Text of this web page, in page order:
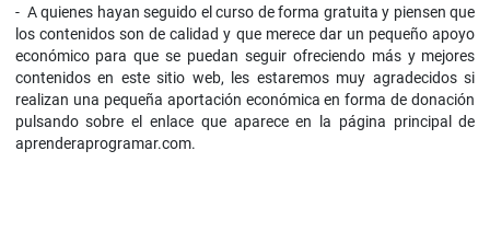
- A quienes hayan seguido el curso de forma gratuita y piensen que
los contenidos son de calidad y que merece dar un pequeño apoyo
económico para que se puedan seguir ofreciendo más y mejores
contenidos en este sitio web, les estaremos muy agradecidos si
realizan una pequeña aportación económica en forma de donación
pulsando sobre el enlace que aparece en la página principal de
aprenderaprogramar.com.